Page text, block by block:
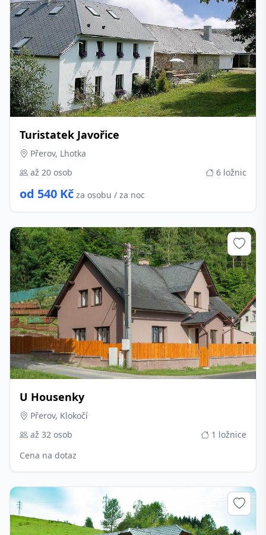
Turistatek Javořice
Přerov, Lhotka
až 20 osob
6 ložnic
od 540 Kč za osobu / za noc
U Housenky
Přerov, Klokočí
až 32 osob
1 ložnice
Cena na dotaz